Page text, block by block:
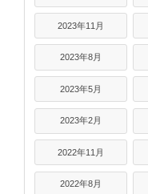
2023年11月
2023年8月
2023年5月
2023年2月
2022年11月
2022年8月